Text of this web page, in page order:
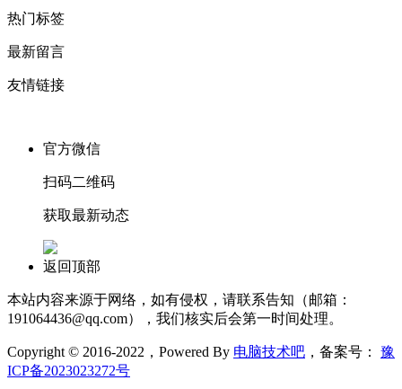
热门标签
最新留言
友情链接
官方微信
扫码二维码
获取最新动态
返回顶部
本站内容来源于网络，如有侵权，请联系告知（邮箱：
191064436@qq.com），我们核实后会第一时间处理。
Copyright © 2016-2022，Powered By 电脑技术吧 ，备案号： 豫
ICP备2023023272号